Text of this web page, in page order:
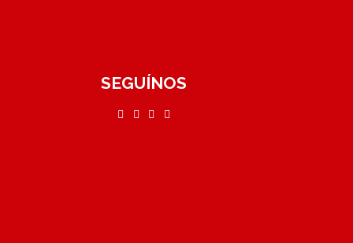
SEGUÍNOS